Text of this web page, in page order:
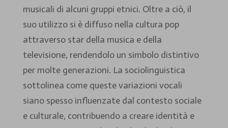
musicali di alcuni gruppi etnici. Oltre a ciò, il
suo utilizzo si è diffuso nella cultura pop
attraverso star della musica e della
televisione, rendendolo un simbolo distintivo
per molte generazioni. La sociolinguistica
sottolinea come queste variazioni vocali
siano spesso influenzate dal contesto sociale
e culturale, contribuendo a creare identità e